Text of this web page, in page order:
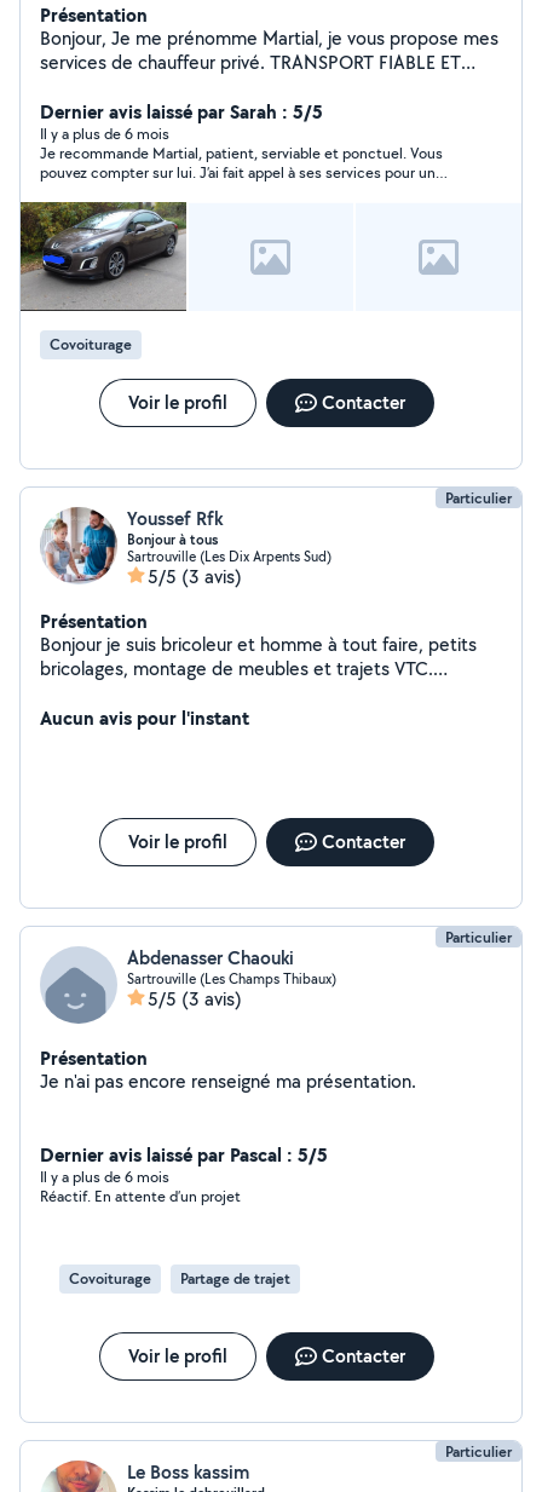
Présentation
Bonjour, Je me prénomme Martial, je vous propose mes
services de chauffeur privé. TRANSPORT FIABLE ET
accompagnement pour personnes âgées, Enfants
,Mariages, livraisons des courses, voyages longues
distances avec mon véhicule ou celui du particulier en
toute sécurité. VÉHICULE PROPRE ET CONFORTABLE.
DISPONIBLE RAPIDEMENT.
Dernier avis laissé par Sarah : 5/5
Il y a plus de 6 mois
Je recommande Martial, patient, serviable et ponctuel. Vous
pouvez compter sur lui. J’ai fait appel à ses services pour un
matin ! Un grand merci !
Covoiturage
Voir le profil Contacter
Particulier
Youssef Rfk
Bonjour à tous
Sartrouville (Les Dix Arpents Sud)
5/5 (3 avis)
Présentation
Bonjour je suis bricoleur et homme à tout faire, petits
bricolages, montage de meubles et trajets VTC.
Aucun avis pour l'instant
Voir le profil Contacter
Particulier
Abdenasser Chaouki
Sartrouville (Les Champs Thibaux)
5/5 (3 avis)
Présentation
Je n'ai pas encore renseigné ma présentation.
Dernier avis laissé par Pascal : 5/5
Il y a plus de 6 mois
Réactif. En attente d’un projet
Covoiturage Partage de trajet
Voir le profil Contacter
Particulier
Le Boss kassim